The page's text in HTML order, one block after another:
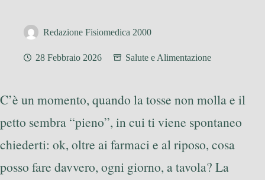
Redazione Fisiomedica 2000
28 Febbraio 2026 Salute e Alimentazione
C’è un momento, quando la tosse non molla e il
petto sembra “pieno”, in cui ti viene spontaneo
chiederti: ok, oltre ai farmaci e al riposo, cosa
posso fare davvero, ogni giorno, a tavola? La